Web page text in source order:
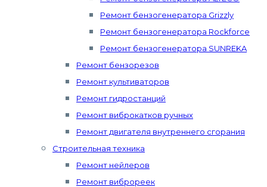
Ремонт бензогенератора Grizzly
Ремонт бензогенератора Rockforce
Ремонт бензогенератора SUNREKA
Ремонт бензорезов
Ремонт культиваторов
Ремонт гидростанций
Ремонт виброкатков ручных
Ремонт двигателя внутреннего сгорания
Строительная техника
Ремонт нейлеров
Ремонт виброреек